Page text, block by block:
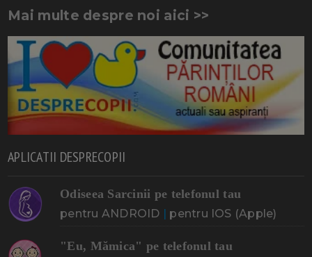
Mai multe despre noi aici >>
APLICATII DESPRECOPII
Odiseea Sarcinii pe telefonul tau
pentru ANDROID | pentru IOS (Apple)
"Eu, Mămica" pe telefonul tau